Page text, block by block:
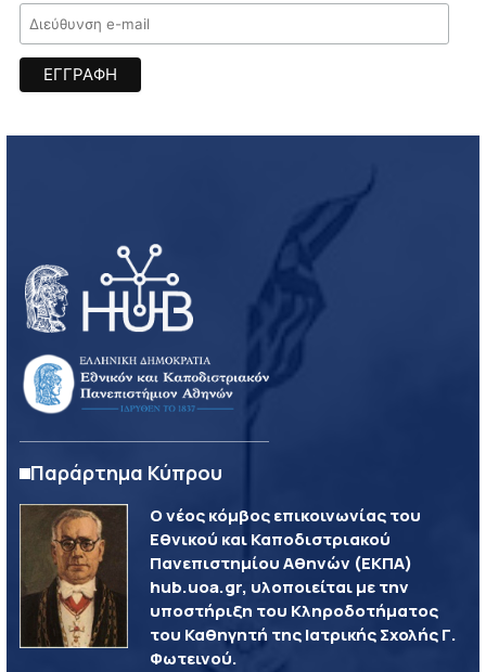
Παράρτημα Κύπρου
Ο νέος κόμβος επικοινωνίας του
Εθνικού και Καποδιστριακού
Πανεπιστημίου Αθηνών (ΕΚΠΑ)
hub.uoa.gr, υλοποιείται με την
υποστήριξη του Κληροδοτήματος
του Καθηγητή της Ιατρικής Σχολής Γ.
Φωτεινού.